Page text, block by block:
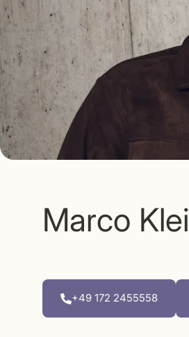
Marco
+49 172 2455558